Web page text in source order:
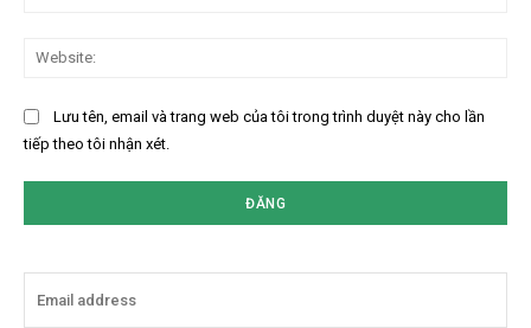
Lưu tên, email và trang web của tôi trong trình duyệt này cho lần
tiếp theo tôi nhận xét.